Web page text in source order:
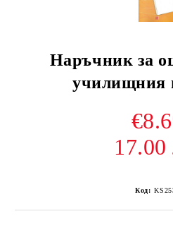
Наръчник за
училищния
17.00
Код: